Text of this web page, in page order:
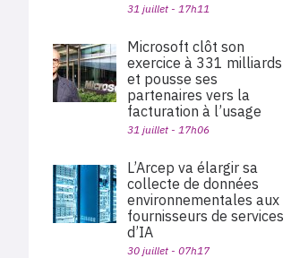
31 juillet - 17h11
Microsoft clôt son
exercice à 331 milliards
et pousse ses
partenaires vers la
facturation à l’usage
31 juillet - 17h06
L’Arcep va élargir sa
collecte de données
environnementales aux
fournisseurs de services
d’IA
30 juillet - 07h17